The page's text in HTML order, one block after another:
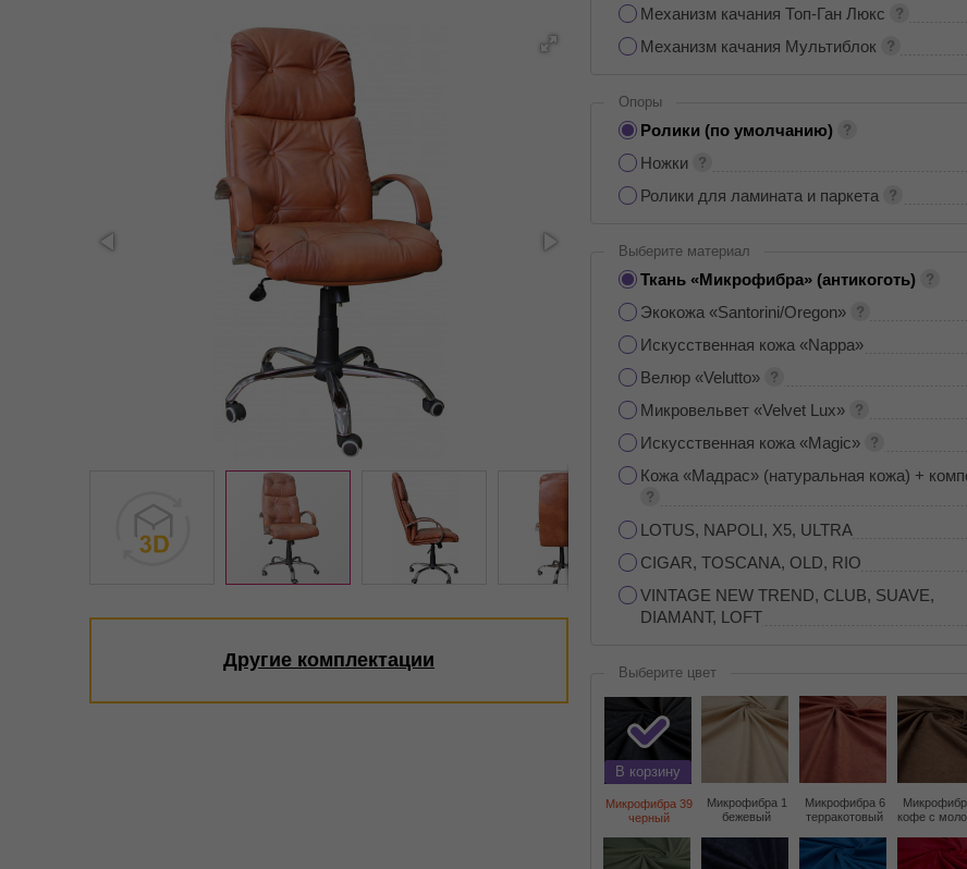
Другие комплектации
Механизм качания Топ-Ган Люкс
Механизм качания Мультиблок
Опоры
Ролики (по умолчанию)
Ножки
Ролики для ламината и паркета
Выберите материал
Ткань «Микрофибра» (антикоготь)
Экокожа «Santorini/Oregon»
Искусственная кожа «Nappa»
Велюр «Velutto»
Микровельвет «Velvet Lux»
Искусственная кожа «Magic»
Кожа «Мадрас» (натуральная кожа) +
LOTUS, NAPOLI, X5, ULTRA
CIGAR, TOSCANA, OLD, RIO
VINTAGE NEW TREND, CLUB, SUAVE,
DIAMANT, LOFT
Выберите цвет
В корзину
Микрофибра 39
черный
Микрофибра 1
бежевый
Микрофибра 6
терракотовый
кофе с